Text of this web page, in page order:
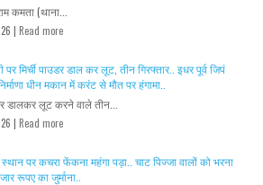
कमता (थाना...
| Read more
पर मिर्ची पाउडर डाल कर लूट, तीन गिरफ्तार.. इधर पूर्व जिपं
धीन मकान में करंट से मौत पर हंगामा..
डालकर लूट करने वाले तीन...
| Read more
पर कचरा फेंकना महंगा पड़ा.. चाट पिज्जा वालों को भरना
रूपए का जुर्माना..